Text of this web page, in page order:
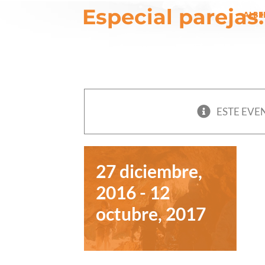
Especial
ESTE
Especial
parejas:
+ canoas
27 diciembre,
2016-12
octubre, 2017